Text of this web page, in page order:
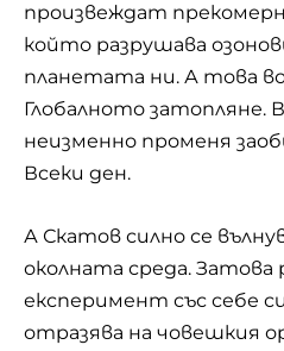
произвеждат
който разрушава
планетата ни. А това
Глобалното затопляне.
неизменно променя
Всеки ден.
А Скатов силно се
околната среда. Затова
експеримент със себе
отразява на човешкия